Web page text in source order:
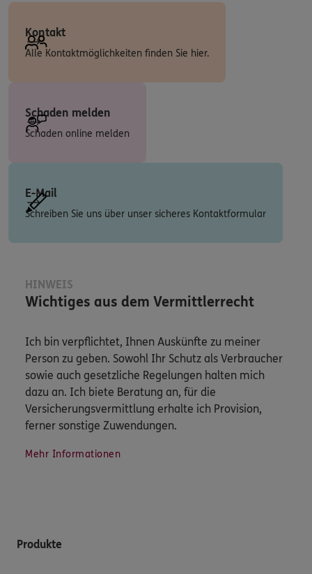
Kontakt
Alle Kontaktmöglichkeiten finden Sie hier.
Schaden melden
Schaden online melden
E-Mail
Schreiben Sie uns über unser sicheres Kontaktformular
HINWEIS
Wichtiges aus dem Vermittlerrecht
Ich bin verpflichtet, Ihnen Auskünfte zu meiner
Person zu geben. Sowohl Ihr Schutz als Verbraucher
sowie auch gesetzliche Regelungen halten mich
dazu an. Ich biete Beratung an, für die
Versicherungsvermittlung erhalte ich Provision,
ferner sonstige Zuwendungen.
Mehr Informationen
Produkte